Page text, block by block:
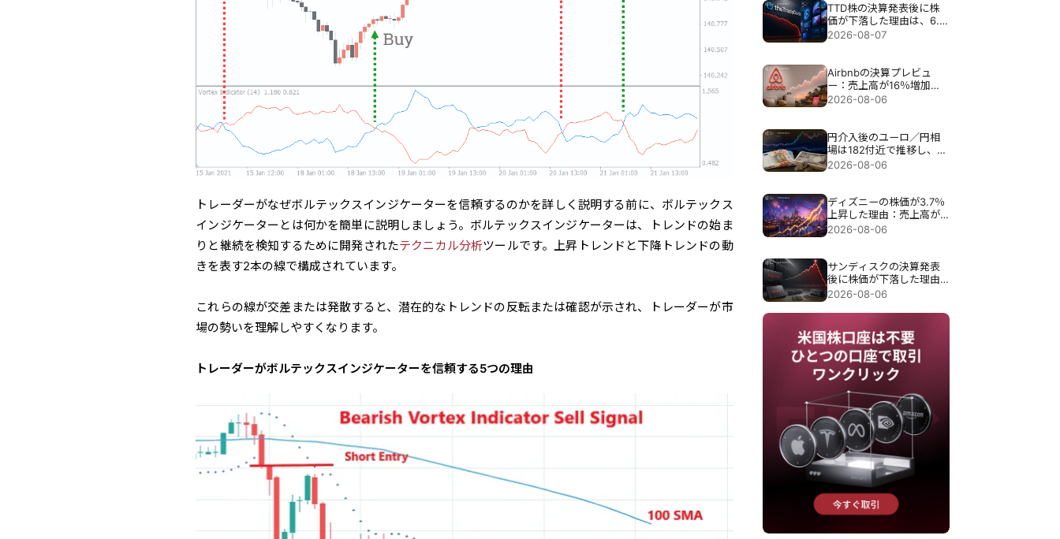
トレーダーがなぜボルテックスインジケーターを信頼するのかを詳しく説明する前に、ボルテックス
インジケーターとは何かを簡単に説明しましょう。ボルテックスインジケーターは、トレンドの始ま
りと継続を検知するために開発されたテクニカル分析ツールです。上昇トレンドと下降トレンドの動
きを表す2本の線で構成されています。
これらの線が交差または発散すると、潜在的なトレンドの反転または確認が示され、トレーダーが市
場の勢いを理解しやすくなります。
トレーダーがボルテックスインジケーターを信頼する5つの理由
TTD株の決算発表後に株
価が下落した理由は、6.5
億ドル売上見通しで30％
2026-08-07
Airbnbの決算プレビュ
ー：売上高が16％増加し
ても、Airbnbの株価が下
2026-08-06
円介入後のユーロ／円相
場は182付近で推移し、円
介入が試される。
2026-08-06
ディズニーの株価が3.7％
上昇した理由：売上高が
予想を下回ったにもかか
2026-08-06
サンディスクの決算発表
後に株価が下落した理由
は、過去最高の89億7000
わらず約13％急落したこ
とだ。
2026-08-06